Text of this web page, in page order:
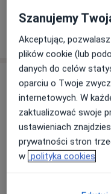
Postaw na
zapraszamy do
Usługi i ceny
Konsultacja
Od 350 zł Szczegóły
Osteotomia
Szanujemy
Akceptując,
plików cookie (lub
danych do celów
oparciu o Twoje
internetowych. W
zaktualizować swoje
ustawieniach
prywatności stron
w polityka cookies